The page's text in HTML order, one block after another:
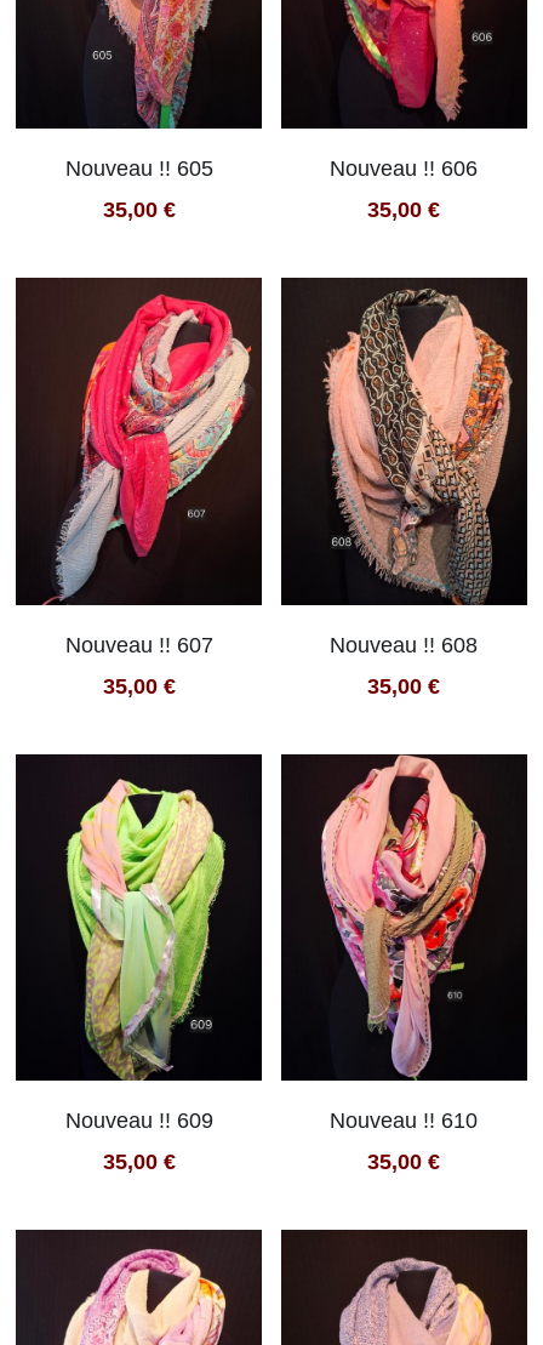
Nouveau !! 605
35,00 €
Nouveau !! 606
35,00 €
Nouveau !! 607
35,00 €
Nouveau !! 608
35,00 €
Nouveau !! 609
35,00 €
Nouveau !! 610
35,00 €